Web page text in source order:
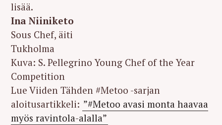
lisää.
Ina Niiniketo
Sous Chef, äiti
Tukholma
Kuva: S. Pellegrino Young Chef of the Year
Competition
Lue Viiden Tähden #Metoo -sarjan
aloitusartikkeli: ”#Metoo avasi monta haavaa
myös ravintola-alalla”